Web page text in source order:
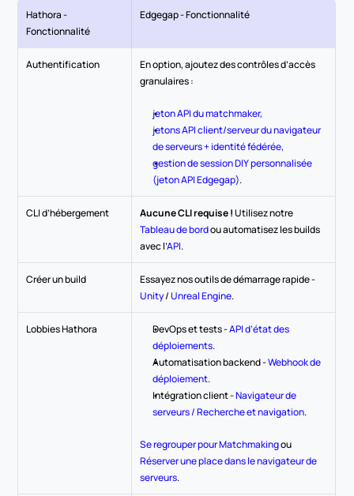
Hathora -
Fonctionnalité
Edgegap - Fonctionnalité
Authentification
En option, ajoutez des contrôles d’accès
granulaires :
jeton API du matchmaker,
jetons API client/serveur du navigateur
de serveurs + identité fédérée,
gestion de session DIY personnalisée
(jeton API Edgegap).
CLI d’hébergement Aucune CLI requise !
Tableau de bord ou automatisez les builds
avec l’API.
Créer un build
Unity / Unreal Engine.
Lobbies Hathora DevOps et tests - API d’état des
déploiements.
Automatisation backend - Webhook de
déploiement.
Intégration client - Navigateur de
serveurs / Recherche et navigation.
Se regrouper pour Matchmaking
Réserver une place dans le navigateur de
serveurs.